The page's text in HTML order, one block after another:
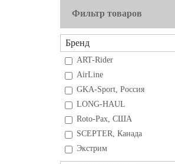
Фильтр товаров
Бренд
ART-Rider
AirLine
GKA-Sport, Россия
LONG-HAUL
Roto-Pax, США
SCEPTER, Канада
Экстрим